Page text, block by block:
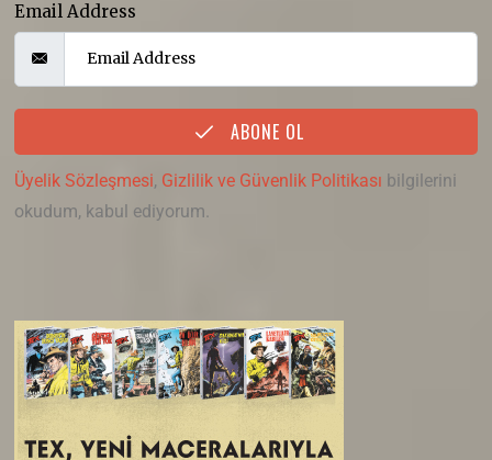
Email Address
ABONE OL
Üyelik Sözleşmesi, Gizlilik ve Güvenlik Politikası bilgilerini
okudum, kabul ediyorum.